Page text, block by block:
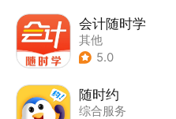
会计随时学
其他
5.0
随时约
综合服务